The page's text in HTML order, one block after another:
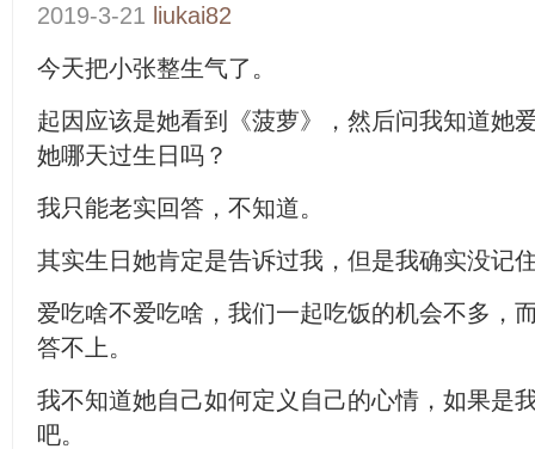
2019-3-21 liukai82
今天把小张整生气了。
起因应该是她看到《菠萝》，然后问我知道她
她哪天过生日吗？
我只能老实回答，不知道。
其实生日她肯定是告诉过我，但是我确实没记
爱吃啥不爱吃啥，我们一起吃饭的机会不多，
答不上。
我不知道她自己如何定义自己的心情，如果是
吧。